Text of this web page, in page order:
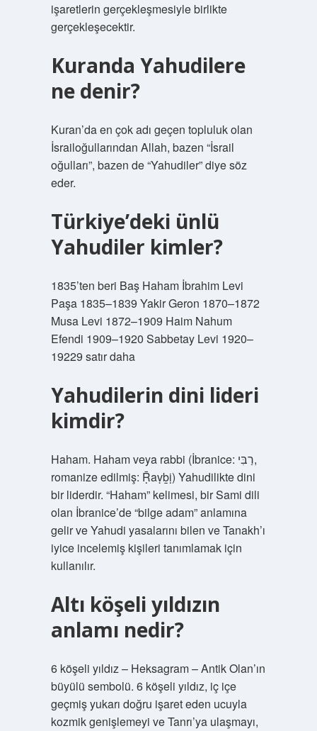
işaretlerin gerçekleşmesiyle birlikte
gerçekleşecektir.
Kuranda Yahudilere
ne denir?
Kuran’da en çok adı geçen topluluk olan
İsrailoğullarından Allah, bazen “İsrail
oğulları”, bazen de “Yahudiler” diye söz
eder.
Türkiye’deki ünlü
Yahudiler kimler?
1835’ten beri Baş Haham İbrahim Levi
Paşa 1835–1839 Yakir Geron 1870–1872
Musa Levi 1872–1909 Haim Nahum
Efendi 1909–1920 Sabbetay Levi 1920–
19229 satır daha
Yahudilerin dini lideri
kimdir?
Haham. Haham veya rabbi (İbranice: רַבִּי‎,
romanize edilmiş: Ṝaṿḇị) Yahudilikte dini
bir liderdir. “Haham” kelimesi, bir Sami dili
olan İbranice’de “bilge adam” anlamına
gelir ve Yahudi yasalarını bilen ve Tanakh’ı
iyice incelemiş kişileri tanımlamak için
kullanılır.
Altı köşeli yıldızın
anlamı nedir?
6 köşeli yıldız – Heksagram – Antik Olan’ın
büyülü sembolü. 6 köşeli yıldız, iç içe
geçmiş yukarı doğru işaret eden ucuyla
kozmik genişlemeyi ve Tanrı’ya ulaşmayı,